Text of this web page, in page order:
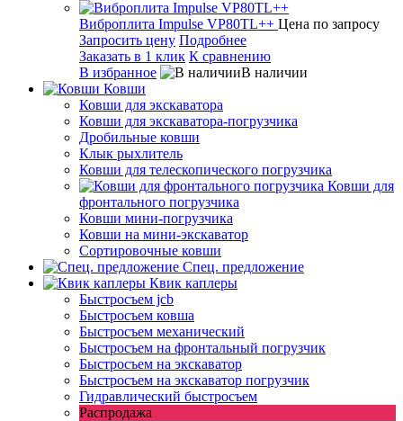
Виброплита Impulse VP80TL++ Цена по запросу
Запросить цену Подробнее
Заказать в 1 клик К сравнению
В избранное
В наличии
Ковши
Ковши для экскаватора
Ковши для экскаватора-погрузчика
Дробильные ковши
Клык рыхлитель
Ковши для телескопического погрузчика
Ковши для
фронтального погрузчика
Ковши мини-погрузчика
Ковши на мини-экскаватор
Сортировочные ковши
Спец. предложение
Квик каплеры
Быстросъем jcb
Быстросъем ковша
Быстросъем механический
Быстросъем на фронтальный погрузчик
Быстросъем на экскаватор
Быстросъем на экскаватор погрузчик
Гидравлический быстросъем
Распродажа